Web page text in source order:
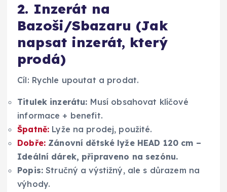
2. Inzerát na
Bazoši/Sbazaru (Jak
napsat inzerát, který
prodá)
Cíl: Rychle upoutat a prodat.
Titulek inzerátu: Musí obsahovat klíčové
informace + benefit.
Špatně: Lyže na prodej, použité.
Dobře: Zánovní dětské lyže HEAD 120 cm –
Ideální dárek, připraveno na sezónu.
Popis:Stručný a výstižný, ale s důrazem na
výhody.